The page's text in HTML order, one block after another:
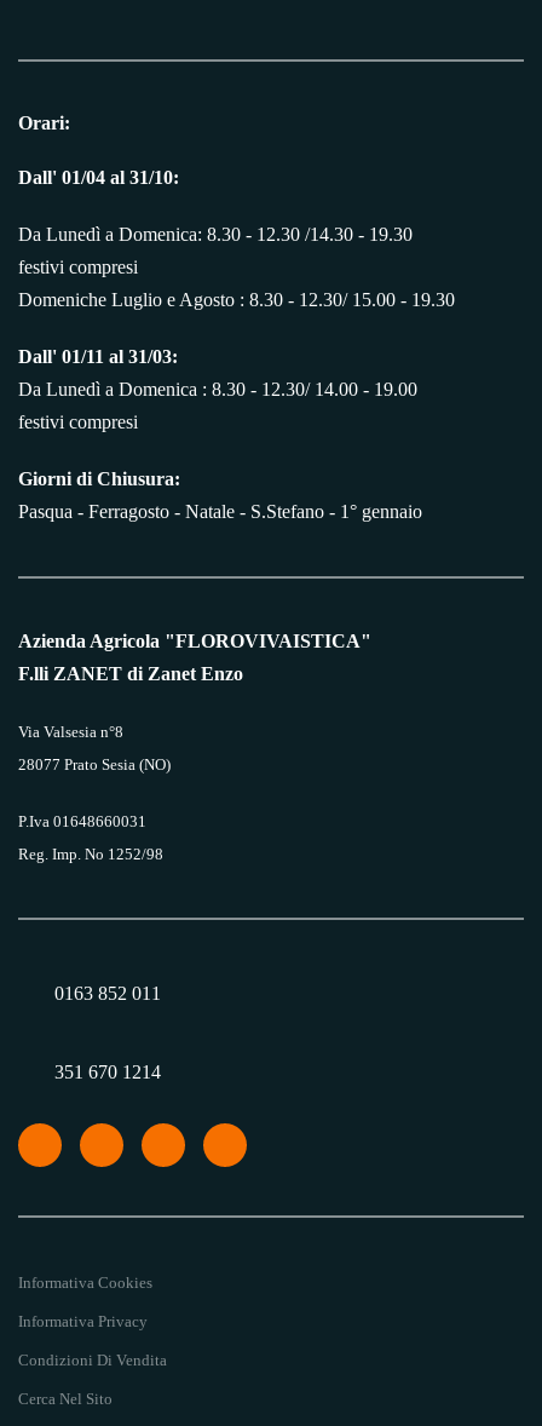
Orari:
Dall' 01/04 al 31/10:
Da Lunedì a Domenica: 8.30 - 12.30 /14.30 - 19.30
festivi compresi
Domeniche Luglio e Agosto : 8.30 - 12.30/ 15.00 - 19.30
Dall' 01/11 al 31/03:
Da Lunedì a Domenica : 8.30 - 12.30/ 14.00 - 19.00
festivi compresi
Giorni di Chiusura:
Pasqua - Ferragosto - Natale - S.Stefano - 1° gennaio
Azienda Agricola "FLOROVIVAISTICA"
F.lli ZANET di Zanet Enzo
Via Valsesia n°8
28077 Prato Sesia (NO)
P.Iva 01648660031
Reg. Imp. No 1252/98
0163 852 011
351 670 1214
Informativa Cookies
Informativa Privacy
Condizioni Di Vendita
Cerca Nel Sito